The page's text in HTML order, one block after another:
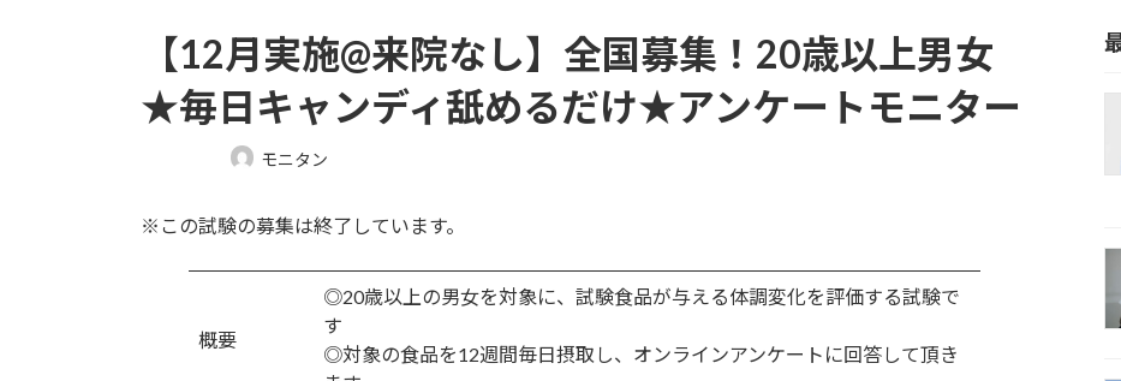
【12月実施@来院なし】全国募集！20歳以上男女
★毎日キャンディ舐めるだけ★アンケートモニター
最
新
時
モニタン
※この試験の募集は終了しています。
概要
◎20歳以上の男女を対象に、試験食品が与える体調変化を評価する試験で
す
◎対象の食品を12週間毎日摂取し、オンラインアンケートに回答して頂き